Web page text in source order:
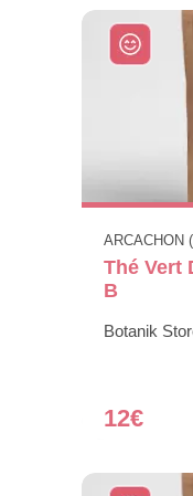
ARCACHON
Thé Vert
B
Botanik
12€